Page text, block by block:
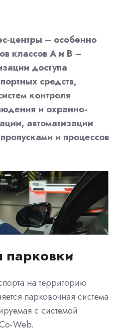
центры – особенно
классов A и B –
доступа
средств,
контроля
и охранно-
автоматизации
и процессов
парковки
на территорию
парковочная система
с системой
Web.